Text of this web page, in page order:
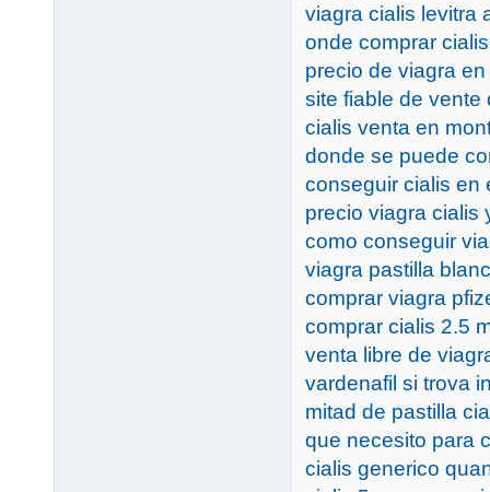
viagra cialis levitra
onde comprar
precio de viagra
site fiable de vente
cialis venta en
donde se puede
conseguir cialis en
precio viagra cialis
como conseguir
viagra pastilla
comprar viagra
comprar cialis 2.5
venta libre de
vardenafil si trova
mitad de pastilla
que necesito para
cialis generico